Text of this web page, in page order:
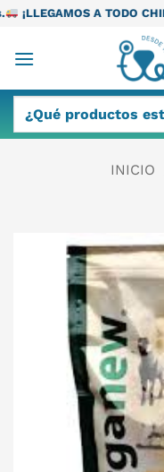
Saltar
contenido
TODO CHILE! Despacho
por:
INICIO